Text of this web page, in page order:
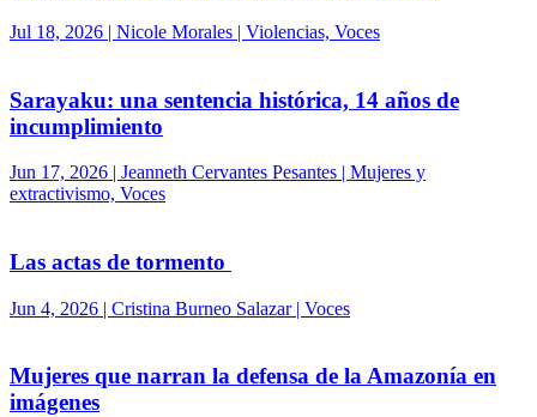
Jul 18, 2026 | Nicole Morales | Violencias, Voces
Sarayaku: una sentencia histórica, 14 años de
incumplimiento
Jun 17, 2026 | Jeanneth Cervantes Pesantes | Mujeres y
extractivismo, Voces
Las actas de tormento
Jun 4, 2026 | Cristina Burneo Salazar | Voces
Mujeres que narran la defensa de la Amazonía en
imágenes